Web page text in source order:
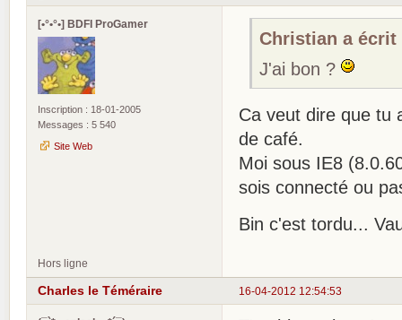
[•°•°•] BDFI ProGamer
Inscription : 18-01-2005
Messages : 5 540
Site Web
Christian a écrit
J'ai bon ?
Ca veut dire que tu
de café.
Moi sous IE8
sois connecté ou
Bin c'est tordu...
Hors ligne
16-04-2012 12:54:53
Charles le Téméraire